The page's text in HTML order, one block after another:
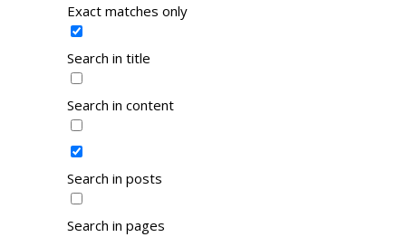
Exact matches only
Search in title
Search in content
Search in posts
Search in pages